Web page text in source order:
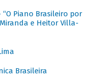
“O Piano Brasileiro por
e Heitor Villa-
Brasileira